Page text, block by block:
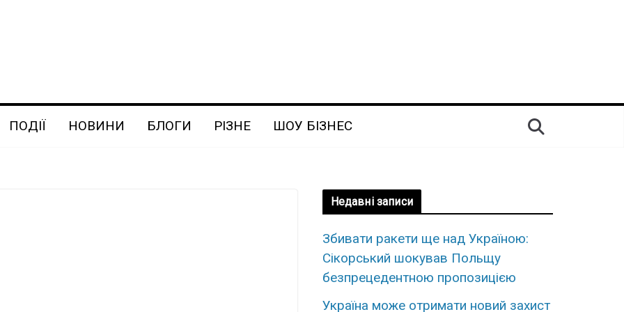
ПОДІЇ НОВИНИ БЛОГИ РІЗНЕ ШОУ БІЗНЕС
Недавні записи
Збивати ракети ще над Україною:
Сікорський шокував Польщу
безпрецедентною пропозицією
Україна може отримати новий захист